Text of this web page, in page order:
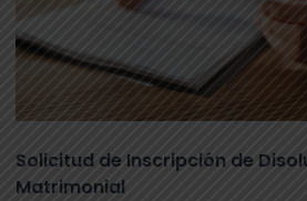
Solicitud de Inscripción de
Matrimonial